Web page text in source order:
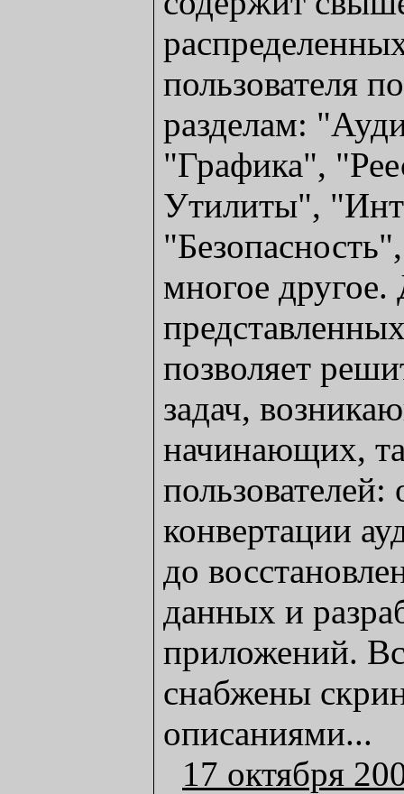
пользователя
разделам:
"Графика",
Утилиты",
многое другое.
позволяет
задач,
начинающих,
пользователей:
конвертации
до
данных и
приложений.
снабжены
описаниями...
17 октября